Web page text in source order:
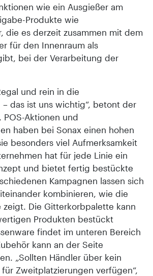
wie ein Ausgießer am
Produkte wie
die es derzeit zusammen mit dem
für den Innenraum als
bei der Verarbeitung der
und rein in die
das ist uns wichtig“, betont der
POS-Aktionen und
haben bei Sonax einen hohen
besonders viel Aufmerksamkeit
hat für jede Linie ein
und bietet fertig bestückte
Kampagnen lassen sich
kombinieren, wie die
zeigt. Die Gitterkorbpalette kann
Produkten bestückt
findet im unteren Bereich
kann an der Seite
„Sollten Händler über kein
Zweitplatzierungen verfügen“,